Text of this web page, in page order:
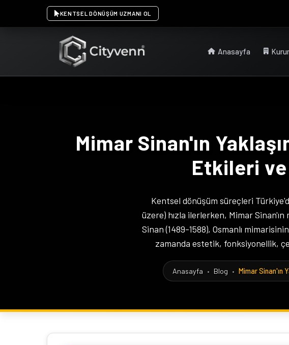
KENTSEL DÖNÜŞÜM UZMANI OL
Anasayfa
Mimar Sinan'ın
Etkileri ve
Kentsel dönüşüm süreçleri
üzere) hızla ilerlerken, Mimar
Sinan (1489-1588), Osmanlı
zamanda estetik, fonksiyonellik,
Anasayfa • Blog • Mimar Sinan'ın